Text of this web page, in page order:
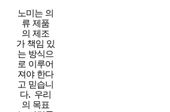
노미는 의
류 제품
의 제조
가 책임 있
는 방식으
로 이루어
져야 한다
고 믿습니
다. 우리
의 목표